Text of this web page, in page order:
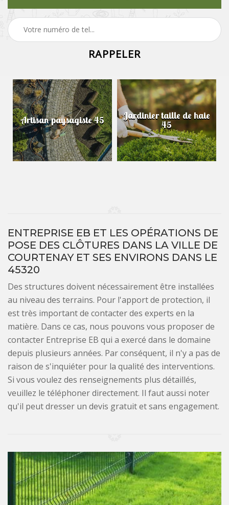
Artisan paysagiste 45 Jardinier taille de haie
45
ENTREPRISE EB ET LES OPÉRATIONS DE
POSE DES CLÔTURES DANS LA VILLE DE
COURTENAY ET SES ENVIRONS DANS LE
45320
Des structures doivent nécessairement être installées
au niveau des terrains. Pour l'apport de protection, il
est très important de contacter des experts en la
matière. Dans ce cas, nous pouvons vous proposer de
contacter Entreprise EB qui a exercé dans le domaine
depuis plusieurs années. Par conséquent, il n'y a pas de
raison de s'inquiéter pour la qualité des interventions.
Si vous voulez des renseignements plus détaillés,
veuillez le téléphoner directement. Il faut aussi noter
qu'il peut dresser un devis gratuit et sans engagement.